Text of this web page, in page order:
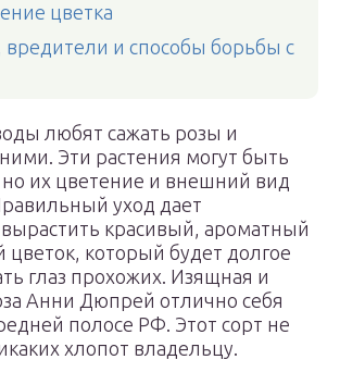
цветка
вредители и способы борьбы с
любят сажать розы и
Эти растения могут быть
их цветение и внешний вид
уход дает
красивый, ароматный
цветок, который будет долгое
глаз прохожих. Изящная и
Анни Дюпрей отлично себя
полосе РФ. Этот сорт не
хлопот владельцу.